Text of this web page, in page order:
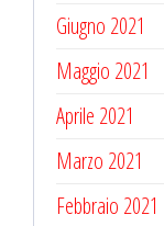
Giugno 2021
Maggio 2021
Aprile 2021
Marzo 2021
Febbraio 2021